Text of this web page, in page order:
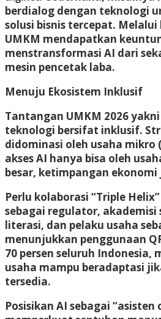
berdialog dengan teknologi
solusi bisnis tercepat.
UMKM mendapatkan
menstransformasi AI dari
mesin pencetak laba.
Menuju Ekosistem Inklusif
Tantangan UMKM 2026
teknologi bersifat inklusif.
didominasi oleh usaha mikro
akses AI hanya bisa oleh
besar, ketimpangan
Perlu kolaborasi “Triple
sebagai regulator, akademisi
literasi, dan pelaku usaha
menunjukkan penggunaan
70 persen seluruh Indonesia,
usaha mampu beradaptasi
tersedia.
Posisikan AI sebagai “asisten